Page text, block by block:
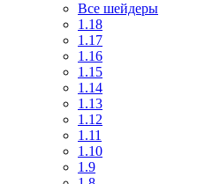
Все шейдеры
1.18
1.17
1.16
1.15
1.14
1.13
1.12
1.11
1.10
1.9